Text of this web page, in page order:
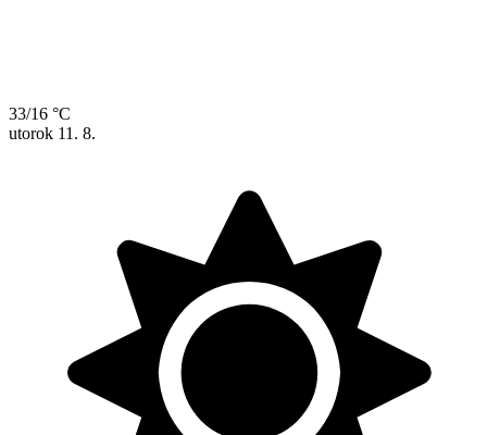
33/16 °C
utorok 11. 8.